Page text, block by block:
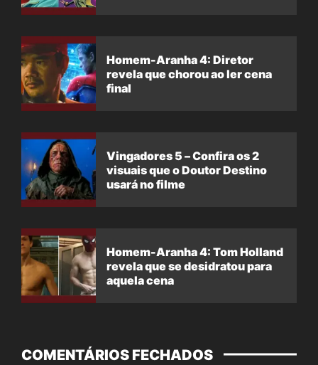
Homem-Aranha 4: Diretor
revela que chorou ao ler cena
final
Vingadores 5 – Confira os 2
visuais que o Doutor Destino
usará no filme
Homem-Aranha 4: Tom Holland
revela que se desidratou para
aquela cena
COMENTÁRIOS FECHADOS